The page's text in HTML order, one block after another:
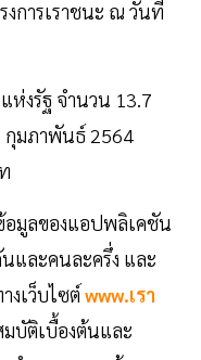
งการเราชนะ ณ วันที่
ห่งรัฐ จำนวน 13.7
กุมภาพันธ์ 2564
มูลของแอปพลิเคชัน
นและคนละครึ่ง และ
งเว็บไซต์www.เรา
บัติเบื้องต้นและ